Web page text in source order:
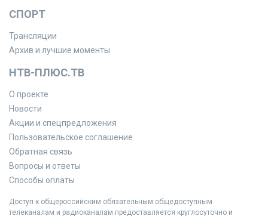
СПОРТ
Трансляции
Архив и лучшие моменты
НТВ-ПЛЮС.ТВ
О проекте
Новости
Акции и спецпредложения
Пользовательское соглашение
Обратная связь
Вопросы и ответы
Способы оплаты
Доступ к общероссийским обязательным общедоступным
телеканалам и радиоканалам предоставляется круглосуточно и